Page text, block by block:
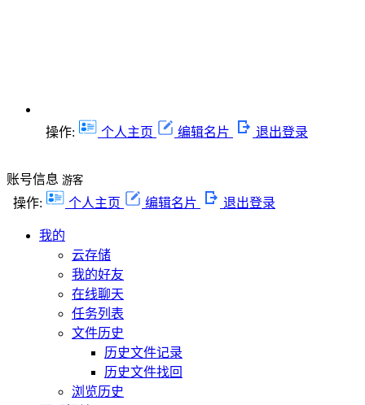
操作: 个人主页 编辑名片 退出登录
账号信息 游客
操作: 个人主页 编辑名片 退出登录
我的
云存储
我的好友
在线聊天
任务列表
文件历史
历史文件记录
历史文件找回
浏览历史